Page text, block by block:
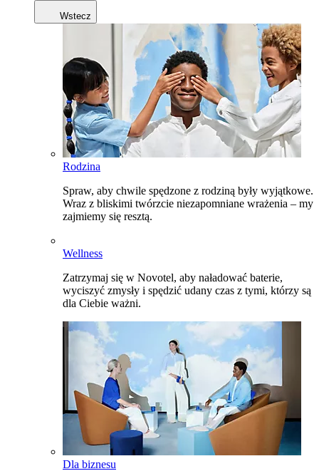
Wstecz
Rodzina
Spraw, aby chwile spędzone z rodziną były wyjątkowe.
Wraz z bliskimi twórzcie niezapomniane wrażenia – my
zajmiemy się resztą.
Wellness
Zatrzymaj się w Novotel, aby naładować baterie,
wyciszyć zmysły i spędzić udany czas z tymi, którzy są
dla Ciebie ważni.
Dla biznesu